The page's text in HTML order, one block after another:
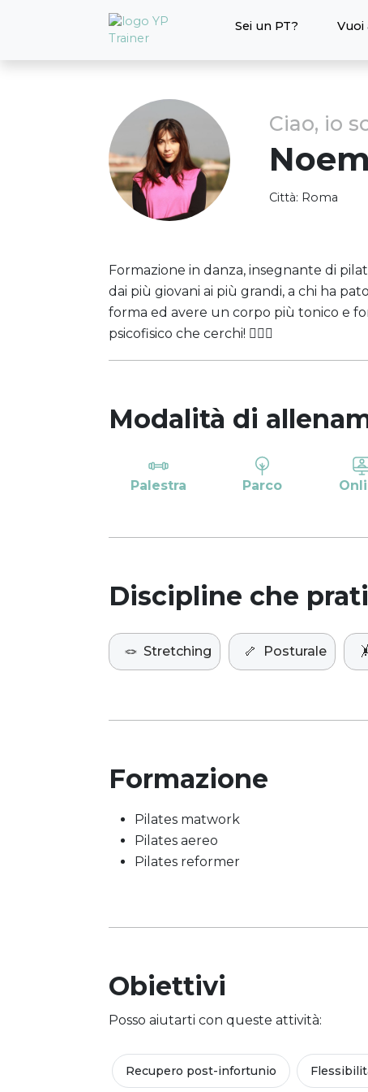
Sei un PT? Vuoi
Ciao, io
Città: Roma
Formazione in danza, insegnante di
dai più giovani ai più grandi, a chi ha
forma ed avere un corpo più tonico e
psicofisico che cerchi! 🧘🏻‍♀️
Modalità di
Palestra Parco
Discipline che
🪢 Stretching 🦴 Posturale
Formazione
Pilates matwork
Pilates aereo
Pilates reformer
Obiettivi
Posso aiutarti con queste attività:
Recupero post-infortunio